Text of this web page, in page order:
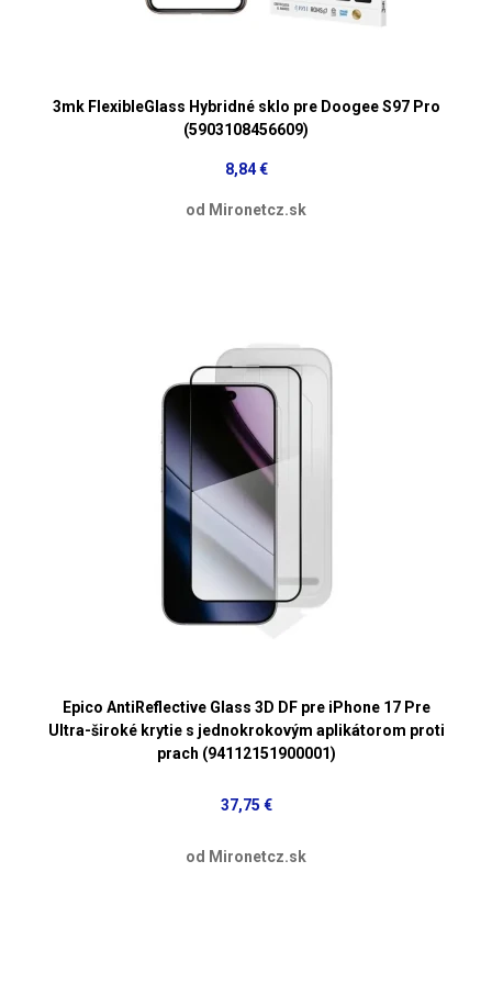
3mk FlexibleGlass Hybridné sklo pre Doogee S97 Pro
(5903108456609)
8,84 €
od Mironetcz.sk
Epico AntiReflective Glass 3D DF pre iPhone 17 Pre
Ultra-široké krytie s jednokrokovým aplikátorom proti
prach (94112151900001)
37,75 €
od Mironetcz.sk